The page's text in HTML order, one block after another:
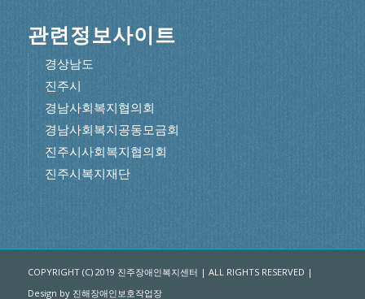
관련정보사이트
경상남도
진주시
경남사회복지협의회
경남사회복지공동모금회
진주시사회복지협의회
진주시복지재단
COPYRIGHT (C) 2019 진주장애인복지센터 | ALL RIGHTS RESERVED |
Design by 진해장애인보호작업장